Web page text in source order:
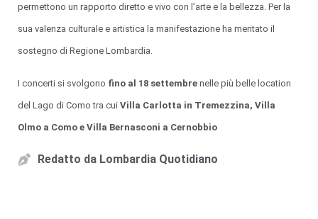
permettono un rapporto diretto e vivo con l’arte e la bellezza. Per la
sua valenza culturale e artistica la manifestazione ha meritato il
sostegno di Regione Lombardia.
I concerti si svolgono fino al 18 settembre nelle più belle location
del Lago di Como tra cui Villa Carlotta in Tremezzina, Villa
Olmo a Como e Villa Bernasconi a Cernobbio
Redatto da Lombardia Quotidiano